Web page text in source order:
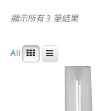
顯示所有 3 筆結果
All